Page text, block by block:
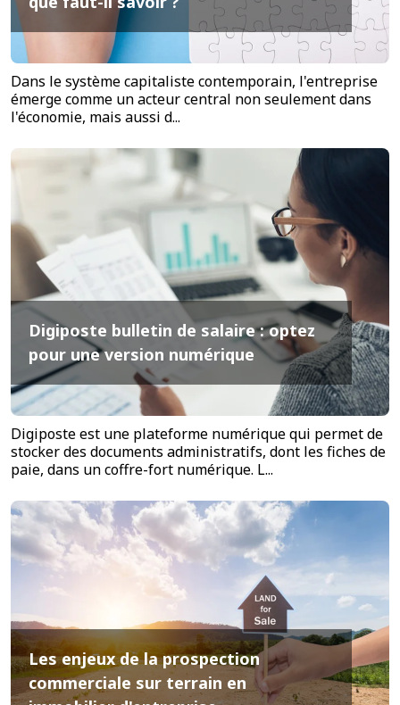
Dans le système capitaliste contemporain, l'entreprise
émerge comme un acteur central non seulement dans
l'économie, mais aussi d...
Digiposte bulletin de salaire : optez
pour une version numérique
Digiposte est une plateforme numérique qui permet de
stocker des documents administratifs, dont les fiches de
paie, dans un coffre-fort numérique. L...
Les enjeux de la prospection
commerciale sur terrain en